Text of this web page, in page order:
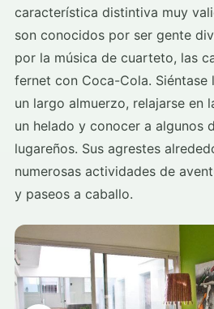
característica distintiva muy
son conocidos por ser gente
por la música de cuarteto, las
fernet con Coca-Cola.
un largo almuerzo, relajarse en
un helado y conocer a algunos
lugareños. Sus agrestes
numerosas actividades de
y paseos a caballo.